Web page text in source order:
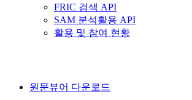
FRIC 검색 API
SAM 분석활용 API
활용 및 참여 현황
원문뷰어 다운로드